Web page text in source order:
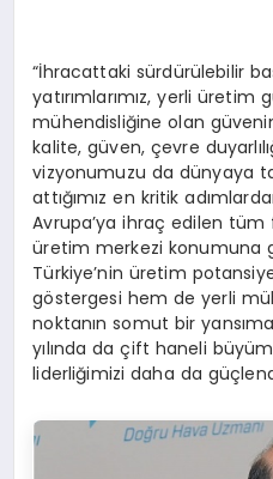
“İhracattaki sürdürülebilir
yatırımlarımız, yerli üretim
mühendisliğine olan
kalite, güven, çevre
vizyonumuzu da dünyaya
attığımız en kritik
Avrupa’ya ihraç edilen tüm
üretim merkezi konumuna
Türkiye’nin üretim
göstergesi hem de yerli
noktanın somut bir
yılında da çift haneli
liderliğimizi daha da